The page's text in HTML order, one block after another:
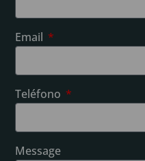
Email
Teléfono
Message